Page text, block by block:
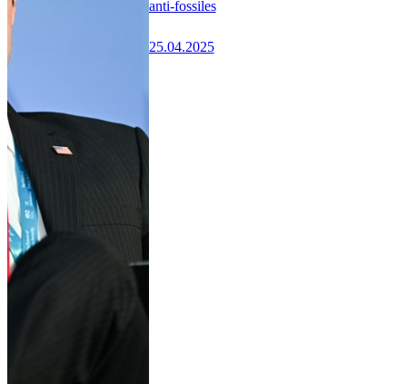
anti-fossiles
25.04.2025